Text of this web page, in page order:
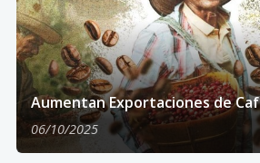
Aumentan Exportaciones de
06/10/2025